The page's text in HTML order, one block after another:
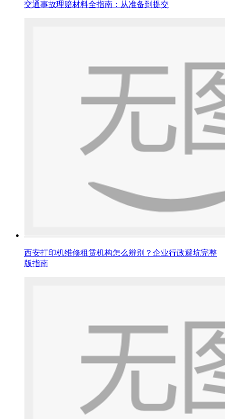
交通事故理赔材料全指南：从准备到提交
西安打印机维修租赁机构怎么辨别？企业行政避坑完整
版指南